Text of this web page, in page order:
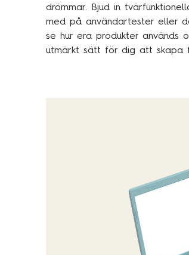
drömmar. Bjud in
med på användartester eller
se hur era produkter används
utmärkt sätt för dig att skapa